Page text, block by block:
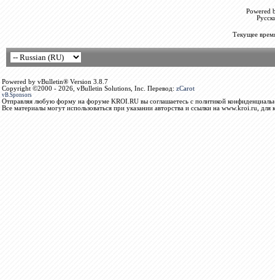
Powered
Текущее
Powered by vBulletin® Version 3.8.7
Copyright ©2000 - 2026, vBulletin Solutions, Inc. Перевод: zCarot
vB.Sponsors
Отправляя любую форму на форуме KROI.RU вы соглашаетесь с политикой
Все материалы могут использоваться при указании авторства и ссылки на www.kroi.ru, для